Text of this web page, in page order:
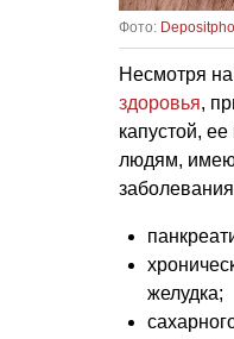
Фото:
Несмотря
здоровья,
капустой, ее
людям,
желудка;